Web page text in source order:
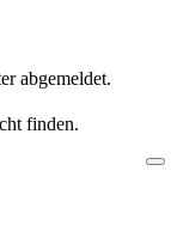
abgemeldet.
finden.